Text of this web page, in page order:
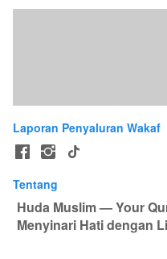
Laporan Penyaluran Wakaf
Tentang
Huda Muslim — Your
Menyinari Hati dengan